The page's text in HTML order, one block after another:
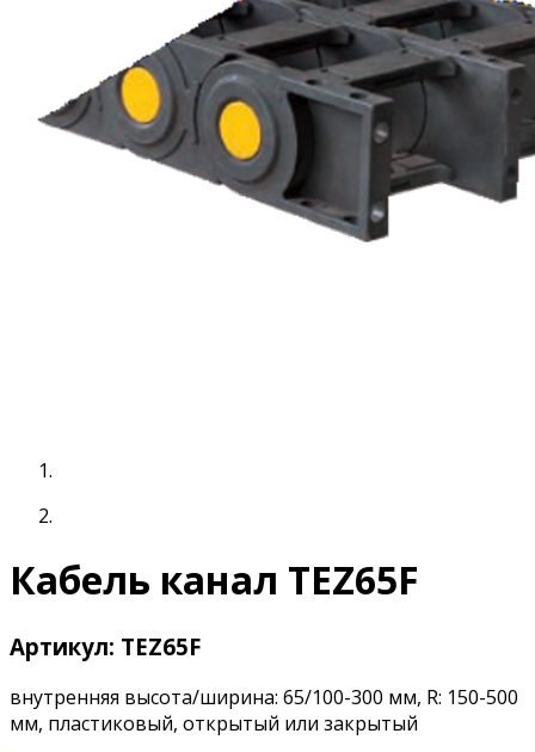
Кабель канал TEZ65F
Артикул: TEZ65F
внутренняя высота/ширина: 65/100-300 мм, R: 150-500
мм, пластиковый, открытый или закрытый